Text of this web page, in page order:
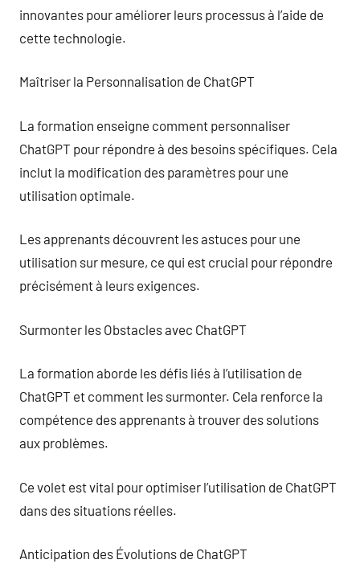
innovantes pour améliorer leurs processus à l’aide de
cette technologie.
Maîtriser la Personnalisation de ChatGPT
La formation enseigne comment personnaliser
ChatGPT pour répondre à des besoins spécifiques. Cela
inclut la modification des paramètres pour une
utilisation optimale.
Les apprenants découvrent les astuces pour une
utilisation sur mesure, ce qui est crucial pour répondre
précisément à leurs exigences.
Surmonter les Obstacles avec ChatGPT
La formation aborde les défis liés à l’utilisation de
ChatGPT et comment les surmonter. Cela renforce la
compétence des apprenants à trouver des solutions
aux problèmes.
Ce volet est vital pour optimiser l’utilisation de ChatGPT
dans des situations réelles.
Anticipation des Évolutions de ChatGPT